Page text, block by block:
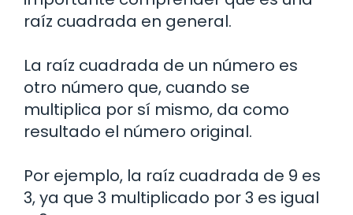
raíz cuadrada en general.
La raíz cuadrada de un número es
otro número que, cuando se
multiplica por sí mismo, da como
resultado el número original.
Por ejemplo, la raíz cuadrada de 9 es
3, ya que 3 multiplicado por 3 es igual